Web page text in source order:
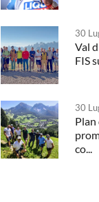
30
Val
FIS
30
Plan
co...